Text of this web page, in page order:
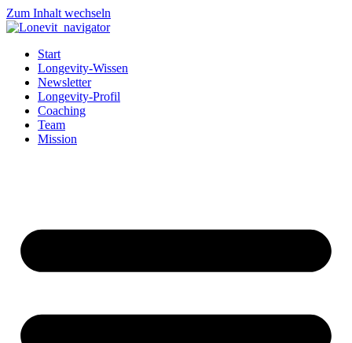
Zum Inhalt wechseln
Start
Longevity-Wissen
Newsletter
Longevity-Profil
Coaching
Team
Mission